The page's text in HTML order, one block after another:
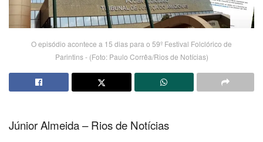
O episódio acontece a 15 dias para o 59º Festival Folclórico de
Parintins - (Foto: Paulo Corrêa/Rios de Notícias)
Júnior Almeida – Rios de Notícias